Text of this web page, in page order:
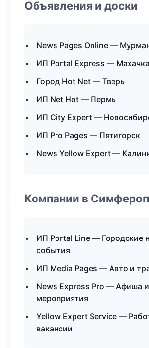
Объявления и доски
News Pages Online —
ИП Portal Express —
Город Hot Net — Тверь
ИП Net Hot — Пермь
ИП City Expert —
ИП Pro Pages — Пятигорск
News Yellow Expert —
Компании в
ИП Portal Line — Городские
события
ИП Media Pages — Авто и
News Express Pro — Афиша и
мероприятия
Yellow Expert Service —
вакансии